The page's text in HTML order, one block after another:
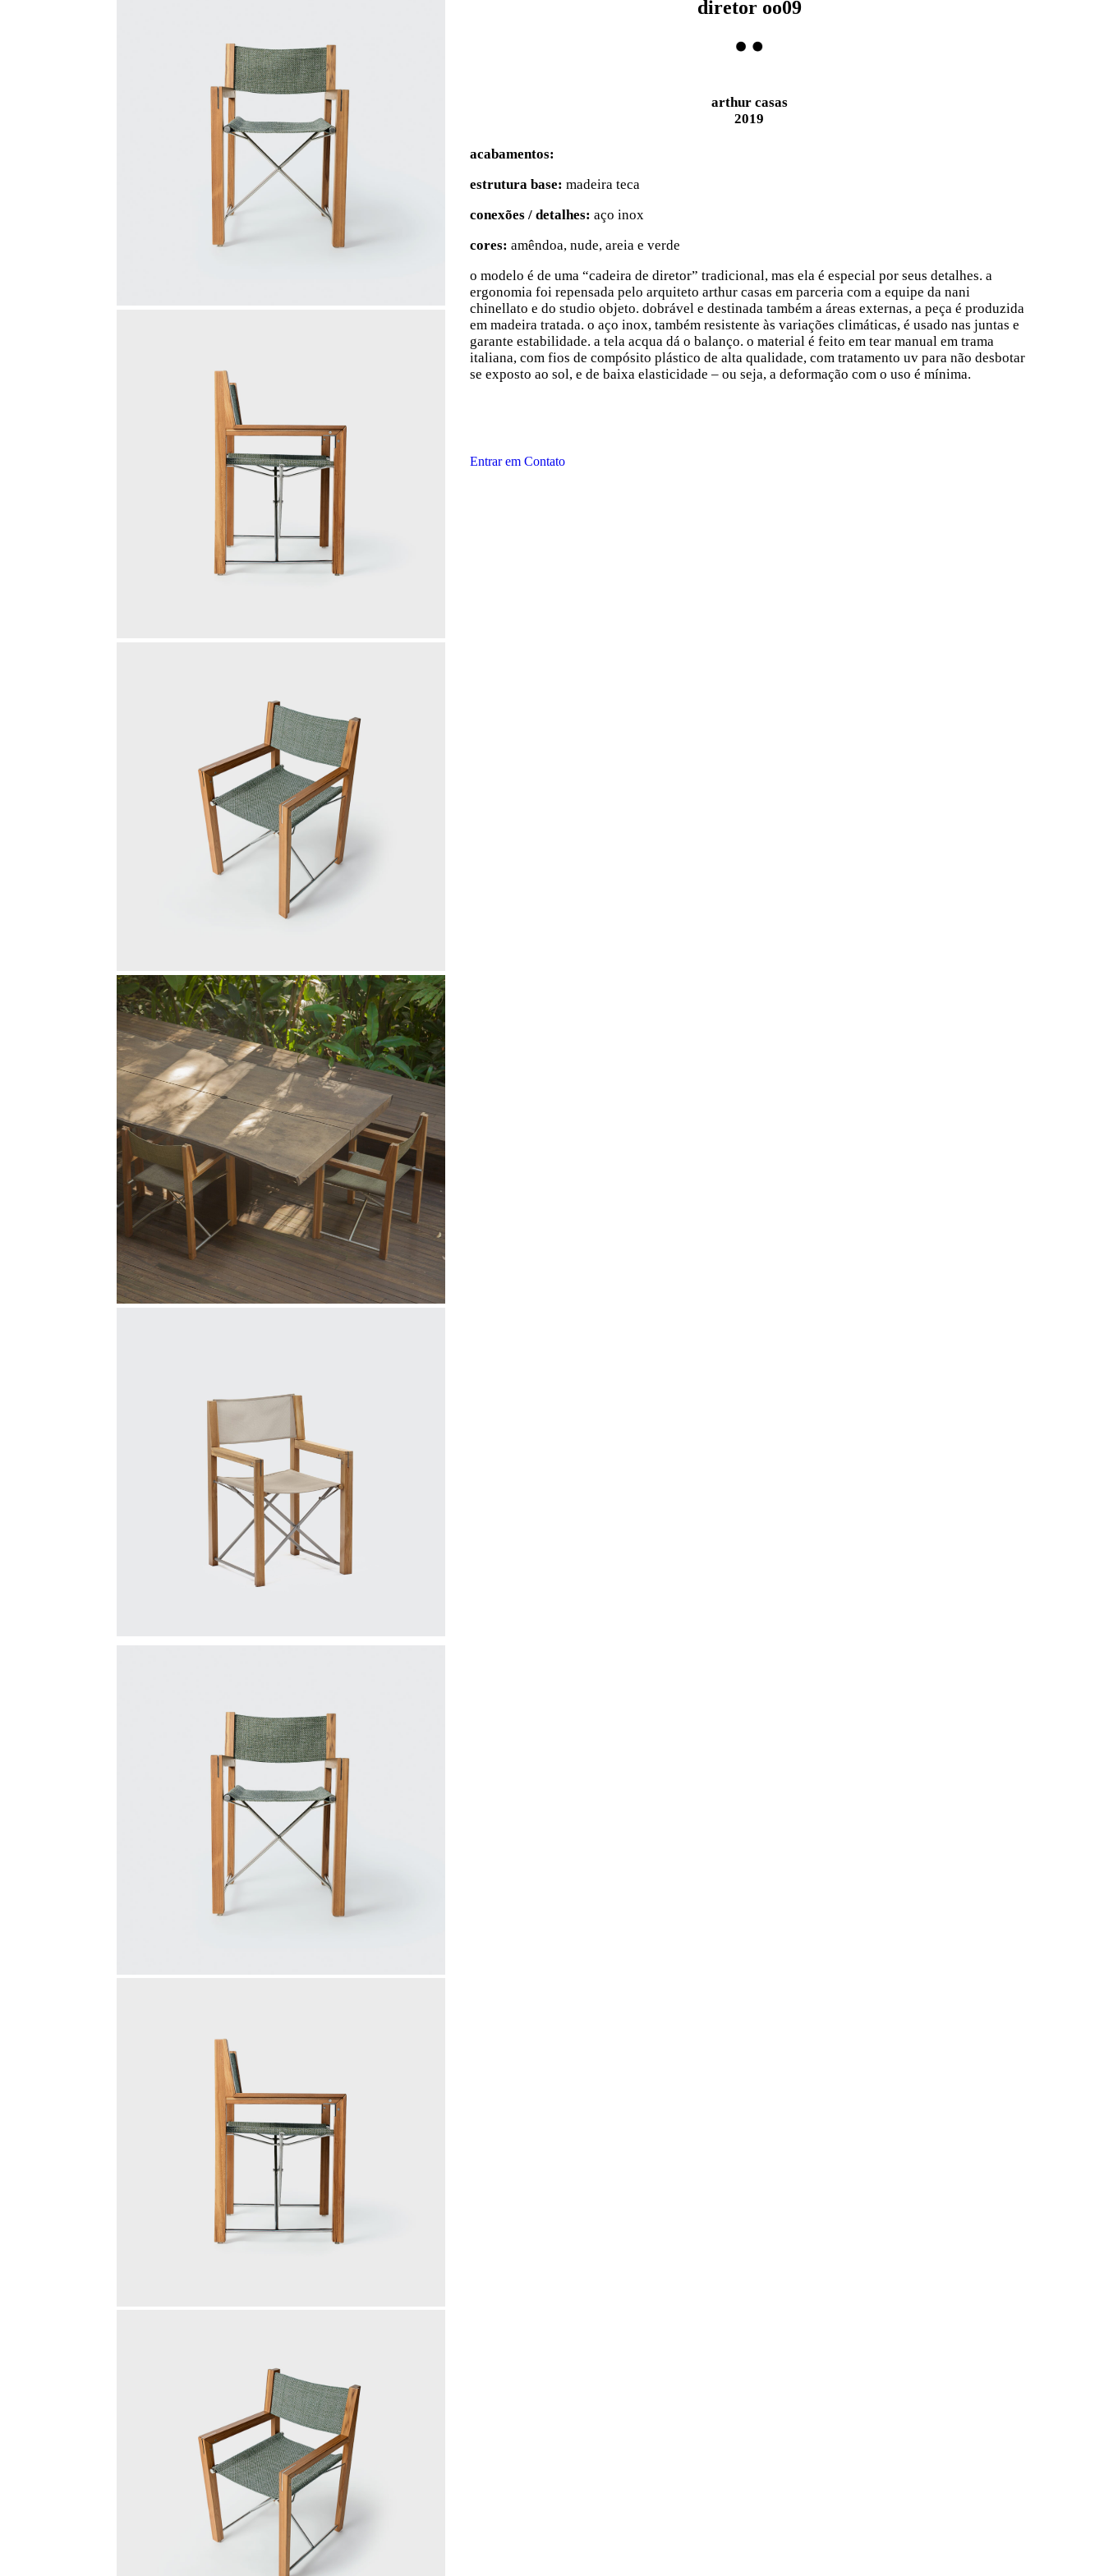
diretor oo09
arthur casas
2019
acabamentos:
estrutura base: madeira teca
conexões / detalhes: aço inox
cores: amêndoa, nude, areia e verde
o modelo é de uma “cadeira de diretor” tradicional, mas ela é especial por seus detalhes. a
ergonomia foi repensada pelo arquiteto arthur casas em parceria com a equipe da nani
chinellato e do studio objeto. dobrável e destinada também a áreas externas, a peça é produzida
em madeira tratada. o aço inox, também resistente às variações climáticas, é usado nas juntas e
garante estabilidade. a tela acqua dá o balanço. o material é feito em tear manual em trama
italiana, com fios de compósito plástico de alta qualidade, com tratamento uv para não desbotar
se exposto ao sol, e de baixa elasticidade – ou seja, a deformação com o uso é mínima.
Entrar em Contato